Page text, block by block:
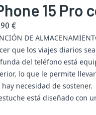
15 Pro
€
DE
que los viajes diarios
del teléfono está
lo que le permite
hay necesidad de sostener.
está diseñado con